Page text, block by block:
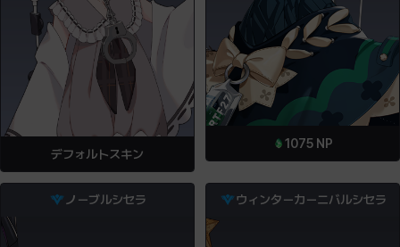
デフォルトスキン
1075 NP
ノーブルシセラ ウィンターカーニバルシセラ